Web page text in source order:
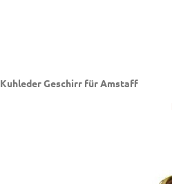
Kuhleder Geschirr für Amstaff